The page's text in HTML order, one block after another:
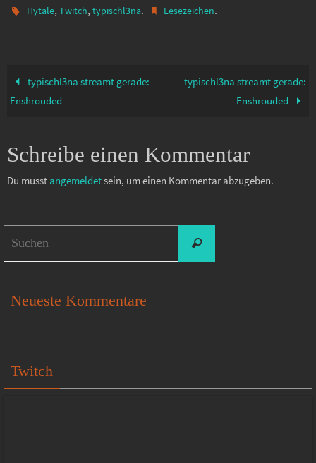
Hytale,Twitch,typischl3na. Lesezeichen.
typischl3na streamt gerade:
Enshrouded
typischl3na streamt gerade:
Enshrouded
Schreibe einen Kommentar
Du musst angemeldetsein, um einen Kommentar abzugeben.
Suchen
Neueste Kommentare
Twitch